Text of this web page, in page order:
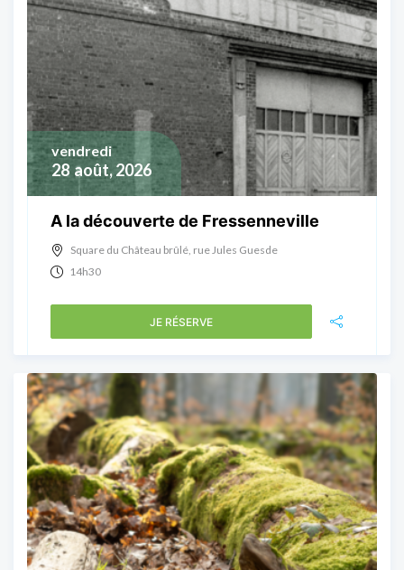
28 août, 2026
vendredi
A la découverte de Fressenneville
Square du Château brûlé, rue Jules Guesde
14h30
JE RÉSERVE